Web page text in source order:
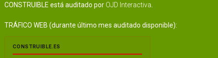
CONSTRUIBLE está auditado por OJD Interactiva
TRÁFICO WEB (durante último mes auditado disponible):